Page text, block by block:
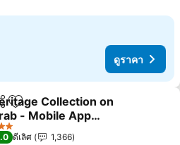
ดูราคา
ร์ เพิ่มในรายการโปรด
Collection on
- Mobile App
In
าคา
าว
ดีเลิศ
1,366